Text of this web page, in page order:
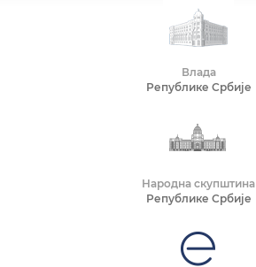
Влада
Републике Србије
Народна скупштина
Републике Србије